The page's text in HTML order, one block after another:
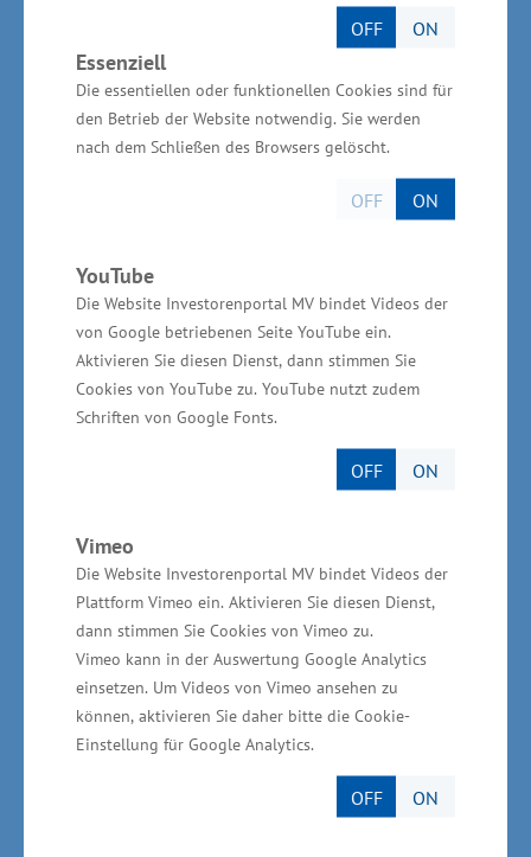
OFF ON
Essenziell
Die essentiellen oder funktionellen Cookies sind für
den Betrieb der Website notwendig. Sie werden
nach dem Schließen des Browsers gelöscht.
OFF ON
YouTube
Die Website Investorenportal MV bindet Videos der
von Google betriebenen Seite YouTube ein.
Aktivieren Sie diesen Dienst, dann stimmen Sie
Cookies von YouTube zu. YouTube nutzt zudem
Schriften von Google Fonts.
OFF ON
Vimeo
Die Website Investorenportal MV bindet Videos der
Plattform Vimeo ein. Aktivieren Sie diesen Dienst,
dann stimmen Sie Cookies von Vimeo zu.
Vimeo kann in der Auswertung Google Analytics
einsetzen. Um Videos von Vimeo ansehen zu
können, aktivieren Sie daher bitte die Cookie-
Einstellung für Google Analytics.
OFF ON
Weitere Informationen zum Unternehmen
Die Flugsitze werden individuell nach den
Vorstellungen der Airlines entwickelt. Das im
Jahr 2009 gegründete Unternehmen hat sich
Produktqualität "Made in Germany" einen
Namen gemacht. Rund 55.000 Flugzeugsitze
aus der Produktion der ZIM Flugsitz GmbH sind
derzeit in Flugzeugen weltweit unterwegs. Das
inhabergeführte Unternehmen aus dem
Bodenseekreis beschäftigt 140 Mitarbeiter in
der Entwicklung, Produktion und Verwaltung.
Quelle: Pressemitteilung Nr. 321/15 - Ministerium
für Wirtschaft, Bau und Tourismus MV
Zurück zur Übersicht